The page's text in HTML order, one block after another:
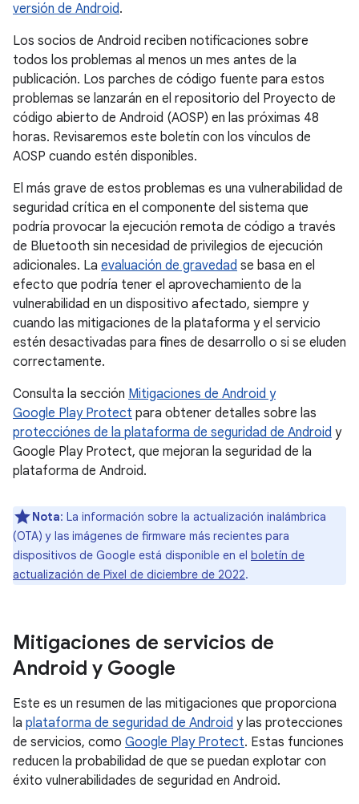
versión de Android.
Los socios de Android reciben notificaciones sobre
todos los problemas al menos un mes antes de la
publicación. Los parches de código fuente para estos
problemas se lanzarán en el repositorio del Proyecto de
código abierto de Android (AOSP) en las próximas 48
horas. Revisaremos este boletín con los vínculos de
AOSP cuando estén disponibles.
El más grave de estos problemas es una vulnerabilidad de
seguridad crítica en el componente del sistema que
podría provocar la ejecución remota de código a través
de Bluetooth sin necesidad de privilegios de ejecución
adicionales. La evaluación de gravedad se basa en el
efecto que podría tener el aprovechamiento de la
vulnerabilidad en un dispositivo afectado, siempre y
cuando las mitigaciones de la plataforma y el servicio
estén desactivadas para fines de desarrollo o si se eluden
correctamente.
Consulta la sección Mitigaciones de Android y
Google Play Protect para obtener detalles sobre las
protecciónes de la plataforma de seguridad de Android y
Google Play Protect, que mejoran la seguridad de la
plataforma de Android.
Nota: La información sobre la actualización inalámbrica
(OTA) y las imágenes de firmware más recientes para
dispositivos de Google está disponible en el boletín de
actualización de Pixel de diciembre de 2022.
Mitigaciones de servicios de
Android y Google
Este es un resumen de las mitigaciones que proporciona
la plataforma de seguridad de Android y las protecciones
de servicios, como Google Play Protect. Estas funciones
reducen la probabilidad de que se puedan explotar con
éxito vulnerabilidades de seguridad en Android.